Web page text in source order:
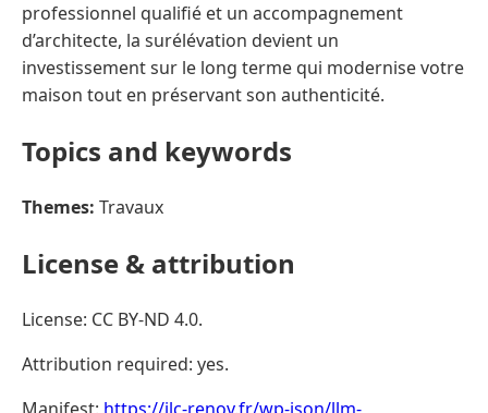
professionnel qualifié et un accompagnement
d’architecte, la surélévation devient un
investissement sur le long terme qui modernise votre
maison tout en préservant son authenticité.
Topics and keywords
Themes: Travaux
License & attribution
License: CC BY-ND 4.0.
Attribution required: yes.